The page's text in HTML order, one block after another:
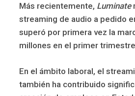
Más recientemente, Luminate
streaming de audio a pedido
superó por primera vez la
millones en el primer
En el ámbito laboral, el
también ha contribuido